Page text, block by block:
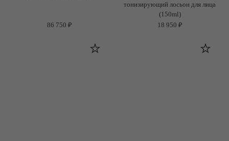
86 750 ₽
тонизирующий лосьон для лица
(150ml)
18 950 ₽